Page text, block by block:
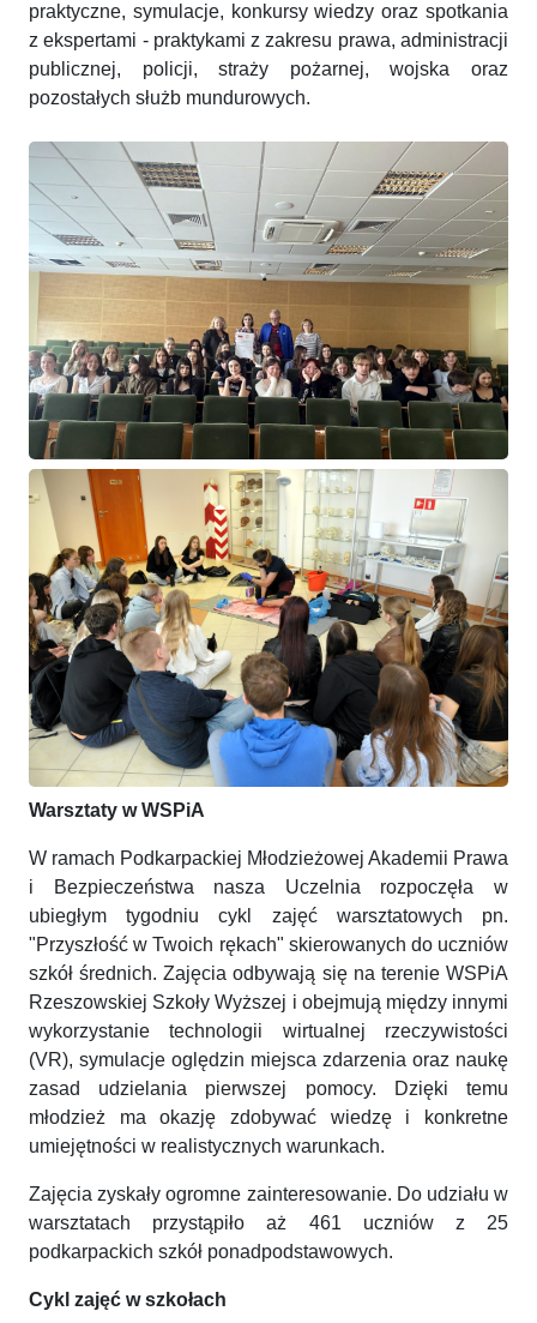
praktyczne, symulacje, konkursy wiedzy oraz spotkania
z ekspertami - praktykami z zakresu prawa, administracji
publicznej, policji, straży pożarnej, wojska oraz
pozostałych służb mundurowych.
Warsztaty w WSPiA
W ramach Podkarpackiej Młodzieżowej Akademii Prawa
i Bezpieczeństwa nasza Uczelnia rozpoczęła w
ubiegłym tygodniu cykl zajęć warsztatowych pn.
"Przyszłość w Twoich rękach" skierowanych do uczniów
szkół średnich. Zajęcia odbywają się na terenie WSPiA
Rzeszowskiej Szkoły Wyższej i obejmują między innymi
wykorzystanie technologii wirtualnej rzeczywistości
(VR), symulacje oględzin miejsca zdarzenia oraz naukę
zasad udzielania pierwszej pomocy. Dzięki temu
młodzież ma okazję zdobywać wiedzę i konkretne
umiejętności w realistycznych warunkach.
Zajęcia zyskały ogromne zainteresowanie. Do udziału w
warsztatach przystąpiło aż 461 uczniów z 25
podkarpackich szkół ponadpodstawowych.
Cykl zajęć w szkołach